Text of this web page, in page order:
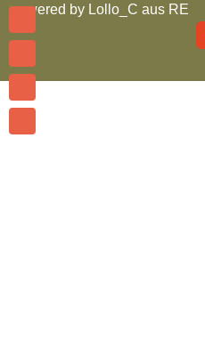
powered by Lollo_C aus RE